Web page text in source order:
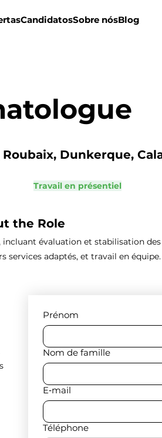
CandidatosSobre nósBlog
Dunkerque,
Travail en présentiel
the Role
évaluation et stabilisation
services adaptés, et travail en équipe.
Prénom
Nom de famille
E‑mail
Téléphone